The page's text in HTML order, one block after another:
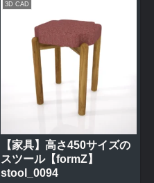
3D CAD
【家具】高さ450サイズの
スツール【formZ】
stool_0094